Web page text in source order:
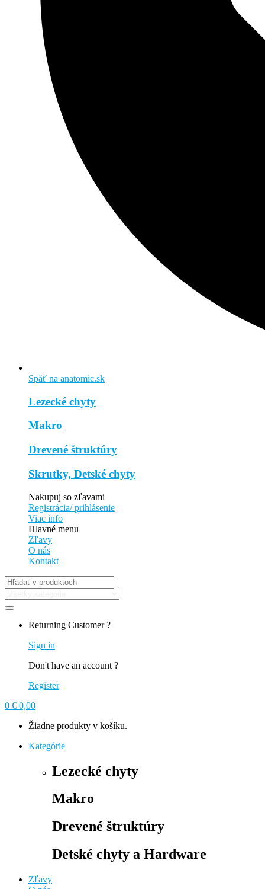
Späť na anatomic.sk
Lezecké chyty
Makro
Drevené štruktúry
Skrutky, Detské chyty
Nakupuj so zľavami
Registrácia/ prihlásenie
Viac info
Hlavné menu
Zľavy
O nás
Kontakt
Hľadať:
Returning Customer ?
Sign in
Don't have an account ?
Register
0 € 0,00
Žiadne produkty v košíku.
Kategórie
Lezecké chyty
Makro
Drevené štruktúry
Detské chyty a Hardware
Zľavy